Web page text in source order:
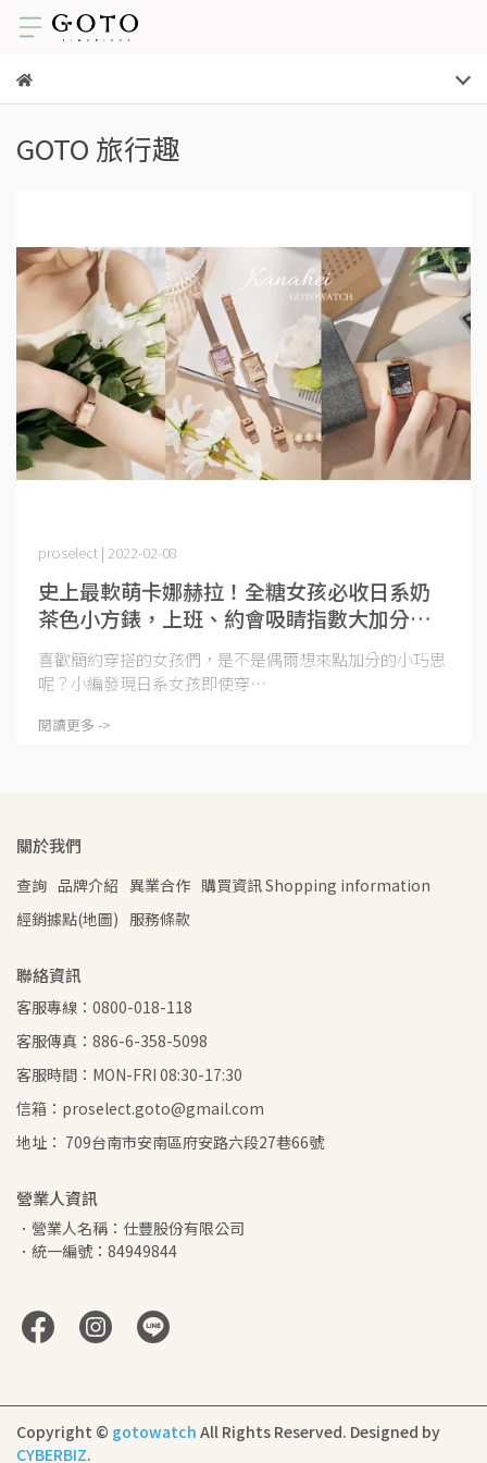
GOTO 旅行趣
史上最軟萌卡娜赫拉！全糖女孩必收日系奶
茶色小方錶，上班、約會吸睛指數大加分，
超吉祥小巧思讓你好運大爆棚～
proselect | 2022-02-08
喜歡簡約穿搭的女孩們，是不是偶爾想來點加分的小巧思
呢？小編發現日系女孩即使穿⋯
閱讀更多 ->
關於我們
查詢 品牌介紹 異業合作 購買資訊 Shopping information
經銷據點(地圖) 服務條款
聯絡資訊
客服專線：0800-018-118
客服傳真：886-6-358-5098
客服時間：MON-FRI 08:30-17:30
信箱：proselect.goto@gmail.com
地址： 709台南市安南區府安路六段27巷66號
營業人資訊
．營業人名稱：仕豐股份有限公司
．統一編號：84949844
Copyright © gotowatch All Rights Reserved. Designed by
CYBERBIZ.